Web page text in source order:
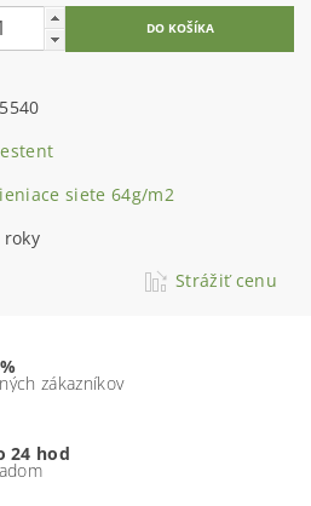
siete 64g/m2
roky
Strážiť cenu
zákazníkov
24 hod